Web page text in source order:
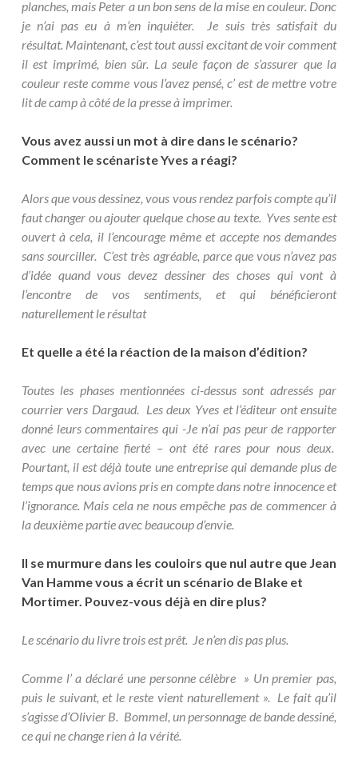
planches, mais Peter a un bon sens de la mise en couleur. Donc
je n’ai pas eu à m’en inquiéter. Je suis très satisfait du
résultat. Maintenant, c’est tout aussi excitant de voir comment
il est imprimé, bien sûr. La seule façon de s’assurer que la
couleur reste comme vous l’avez pensé, c’ est de mettre votre
lit de camp à côté de la presse à imprimer.
Vous avez aussi un mot à dire dans le scénario?
Comment le scénariste Yves a réagi?
Alors que vous dessinez, vous vous rendez parfois compte qu’il
faut changer ou ajouter quelque chose au texte. Yves sente est
ouvert à cela, il l’encourage même et accepte nos demandes
sans sourciller. C’est très agréable, parce que vous n’avez pas
d’idée quand vous devez dessiner des choses qui vont à
l’encontre de vos sentiments, et qui bénéficieront
naturellement le résultat
Et quelle a été la réaction de la maison d’édition?
Toutes les phases mentionnées ci-dessus sont adressés par
courrier vers Dargaud. Les deux Yves et l’éditeur ont ensuite
donné leurs commentaires qui -Je n’ai pas peur de rapporter
avec une certaine fierté – ont été rares pour nous deux.
Pourtant, il est déjà toute une entreprise qui demande plus de
temps que nous avions pris en compte dans notre innocence et
l’ignorance. Mais cela ne nous empêche pas de commencer à
la deuxième partie avec beaucoup d’envie.
Il se murmure dans les couloirs que nul autre que Jean
Van Hamme vous a écrit un scénario de Blake et
Mortimer. Pouvez-vous déjà en dire plus?
Le scénario du livre trois est prêt. Je n’en dis pas plus.
Comme l’ a déclaré une personne célèbre » Un premier pas,
puis le suivant, et le reste vient naturellement ». Le fait qu’il
s’agisse d’Olivier B. Bommel, un personnage de bande dessiné,
ce qui ne change rien à la vérité.